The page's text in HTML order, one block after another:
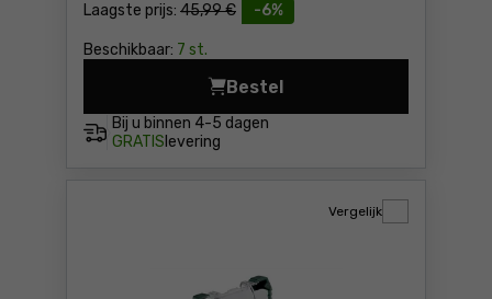
-6%
Laagste prijs: 45,99 €
Beschikbaar: 7 st.
Bij u binnen 4-5 dagen
GRATIS levering
Bestel
Borenset 25-delige HSS-G
Vergelijk